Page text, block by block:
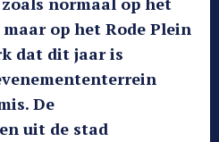
op het Rode Plein
dat dit jaar is
De
uit de stad